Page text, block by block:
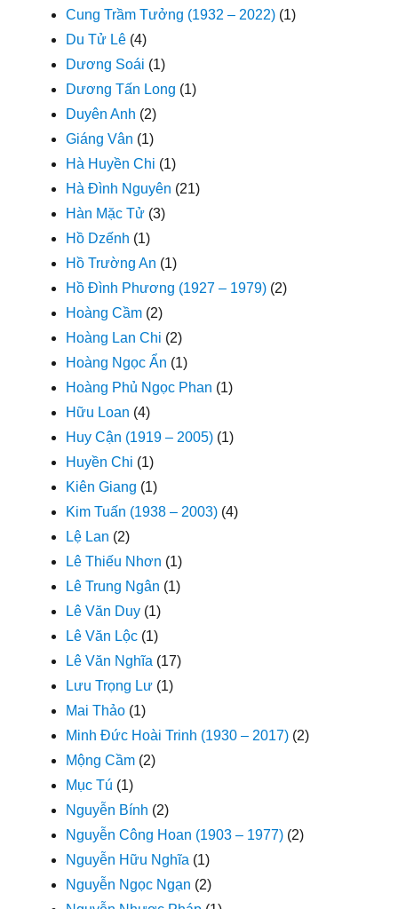
Cung Trầm Tưởng (1932 – 2022) (1)
Du Tử Lê (4)
Dương Soái (1)
Dương Tấn Long (1)
Duyên Anh (2)
Giáng Vân (1)
Hà Huyền Chi (1)
Hà Đình Nguyên (21)
Hàn Mặc Tử (3)
Hồ Dzếnh (1)
Hồ Trường An (1)
Hồ Đình Phương (1927 – 1979) (2)
Hoàng Cầm (2)
Hoàng Lan Chi (2)
Hoàng Ngọc Ẩn (1)
Hoàng Phủ Ngọc Phan (1)
Hữu Loan (4)
Huy Cận (1919 – 2005) (1)
Huyền Chi (1)
Kiên Giang (1)
Kim Tuấn (1938 – 2003) (4)
Lệ Lan (2)
Lê Thiếu Nhơn (1)
Lê Trung Ngân (1)
Lê Văn Duy (1)
Lê Văn Lộc (1)
Lê Văn Nghĩa (17)
Lưu Trọng Lư (1)
Mai Thảo (1)
Minh Đức Hoài Trinh (1930 – 2017) (2)
Mộng Cầm (2)
Mục Tú (1)
Nguyễn Bính (2)
Nguyễn Công Hoan (1903 – 1977) (2)
Nguyễn Hữu Nghĩa (1)
Nguyễn Ngọc Ngạn (2)